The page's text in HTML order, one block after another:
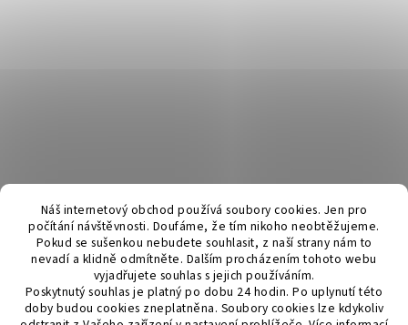
Náš internetový obchod používá soubory cookies. Jen pro
počítání návštěvnosti. Doufáme, že tím nikoho neobtěžujeme.
Pokud se sušenkou nebudete souhlasit, z naší strany nám to
nevadí a klidně odmítněte. Dalším procházením tohoto webu
vyjadřujete souhlas s jejich používáním.
Poskytnutý souhlas je platný po dobu 24 hodin. Po uplynutí této
doby budou cookies zneplatněna. Soubory cookies lze kdykoliv